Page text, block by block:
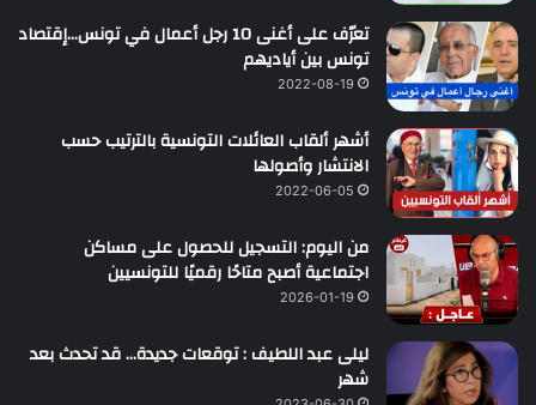
تعرّف على أغنى 10 رجل أعمال في تونس…إقتصاد
تونس بين أياديهم
2022-08-19
أشهر ألقاب العائلات التونسية بالترتيب حسب
الانتشار وأصولها
2022-06-05
من اليوم: التسجيل للحصول على مساكن
اجتماعية أصبح متاحًا رقميًا للتونسيين
2026-01-19
ليلى عبد اللطيف : توقعات جديدة… قد تحدث بعد
شهر